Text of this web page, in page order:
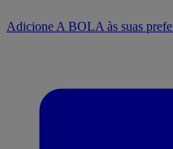
Adicione A BOLA às suas